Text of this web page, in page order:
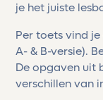
je het juiste
Per toets vind
A- & B-versie).
De opgaven uit
verschillen van